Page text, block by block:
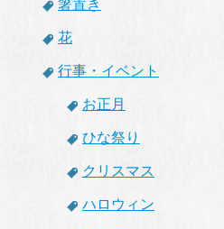
箸置き
花
行事・イベント
お正月
ひな祭り
クリスマス
ハロウィン